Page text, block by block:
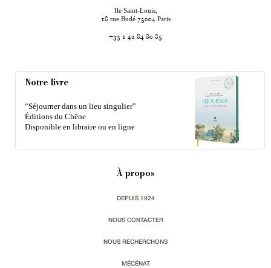
Ile Saint-Louis,
18 rue Budé 75004 Paris
+33 1 42 84 80 85
Notre livre
“Séjourner dans un lieu singulier”
Éditions du Chêne
Disponible en libraire ou en ligne
À propos
DEPUIS 1924
NOUS CONTACTER
NOUS RECHERCHONS
MÉCÉNAT